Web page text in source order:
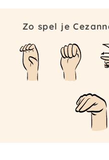
Zo spel je